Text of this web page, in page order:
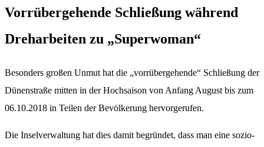
Vorrübergehende Schließung während
Dreharbeiten zu „Superwoman“
Besonders großen Unmut hat die „vorrübergehende“ Schließung der
Dünenstraße mitten in der Hochsaison von Anfang August bis zum
06.10.2018 in Teilen der Bevölkerung hervorgerufen.
Die Inselverwaltung hat dies damit begründet, dass man eine sozio-